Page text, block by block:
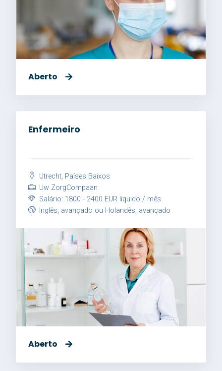
Aberto
Enfermeiro
Utrecht, Países Baixos
Uw ZorgCompaan
Salário: 1800 - 2400 EUR líquido / mês
Inglês, avançado ou Holandês, avançado
Aberto